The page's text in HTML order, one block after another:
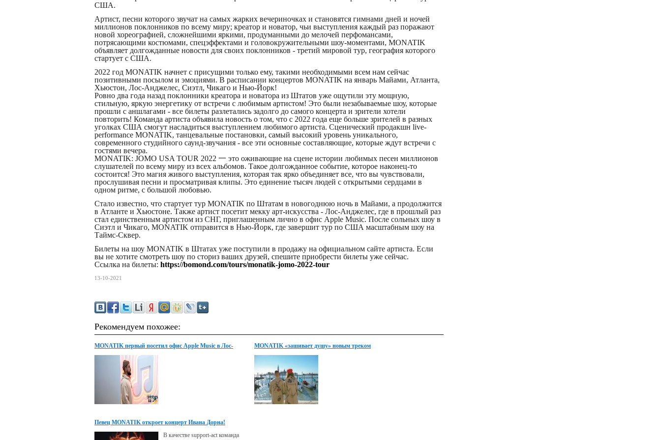
США.
Артист, песни которого звучат на самых жарких вечериночках и становятся гимнами дней и ночей
миллионов поклонников по всему миру; креатор и новатор, чьи выступления каждый раз поражают
новой хореографией, сложнейшими яркими, продуманными до мелочей перфомансами,
потрясающими костюмами, спецэффектами и головокружительными шоу-моментами, MONATIK
объявляет долгожданные новости для своих поклонников - третий мировой тур, география которого
стартует с США.
2022 год MONATIK начнет с присущими только ему, такими необходимыми всем нам сейчас
позитивными посылом и эмоциями. В расписании концертов MONATIK на январь Майами, Атланта,
Хьюстон, Лос-Анджелес, Сиэтл, Чикаго и Нью-Йорк!
Ровно два года назад поклонники креатора и новатора из Штатов уже ощутили эту мощную,
стильную, яркую энергетику от встречи с любимым артистом! Это были незабываемые шоу, которые
прошли с аншлагами - все билеты разлетались задолго до самого концерта и зрители хотели
повторить! Команда артиста объявила новость о том, что с 2022 года еще больше зрителей в разных
уголках США смогут насладиться выступлением любимого артиста. Сценический продакшн live-
performance MONATIK, танцевальные постановки, самый высокий уровень уникального,
современного студийного саунд-звучания - все эти основные составляющие, которые ждут встречи с
гостями вечера.
MONATIK: JOMO USA TOUR 2022 一 это оживающие на сцене истории любимых песен миллионов
слушателей по всему миру из всех альбомов. Такое долгожданное событие, которое наконец-то
состоится! Это магия живого выступления, которая так ярко объединяет все, что вы чувствовали,
прослушивая песни и просматривая клипы. Это единение тысяч людей с открытыми сердцами в
одном ритме, с большой любовью.
Стало известно, что стартует тур MONATIK по Штатам в новогоднюю ночь в Майами, а продолжится
в Атланте и Хьюстоне. Также артист посетит мекку арт-искусства - Лос-Анджелес, где в прошлый раз
стал единственным артистом из СНГ, приглашенным лично в офис Apple Music. После сольных шоу в
Сиэтл и Чикаго, MONATIK отправится в Нью-Йорк, где завершит тур по США масштабным шоу на
Таймс-Сквер.
Билеты на шоу MONATIK в Штатах уже поступили в продажу на официальном сайте артиста. Если
вы не хотите смотреть шоу по сториз ваших друзей, спешите приобрести билеты уже сейчас.
Ссылка на билеты: https://bomond.com/tours/monatik-jomo-2022-tour
13-10-2021
Рекомендуем похожее:
MONATIK первый посетил офис Apple Music в Лос-
MONATIK «зашивает душу» новым треком
Певец MONATIK откроет концерт Ивана Дорна!
В качестве support-act команда